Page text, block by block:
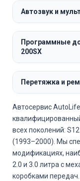
Автозвук и
Программные
200SX
Перетяжка и
Автосервис
всех поколений:
(1993–2000). Мы
модификациях,
2.0 и 3.0 литра с
коробками передач.